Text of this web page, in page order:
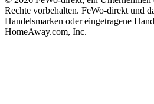
Rechte vorbehalten. FeWo-direkt und
Handelsmarken oder eingetragene
HomeAway.com, Inc.